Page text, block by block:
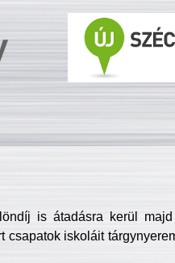
is átadásra kerül
iskoláit